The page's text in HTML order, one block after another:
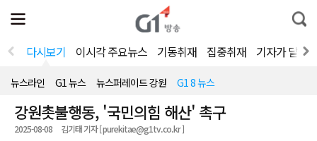
전
체
뉴
열
통
합
색
다시보기 이시각 주요뉴스 기동취재 집중취재 기자가 달려
뉴스라인 G1 뉴스 뉴스퍼레이드 강원 G1 8 뉴스
강원촛불행동, '국민의힘 해산' 촉구
2025-08-08 김기태 기자 [ purekitae@g1tv.co.kr ]